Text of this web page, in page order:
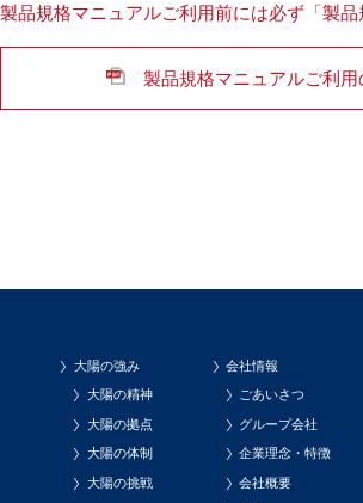
製品規格マニュアルご利用前には必ず「製
製品規格マニュアルご利用
大陽の強み
大陽の精神
大陽の拠点
大陽の体制
大陽の挑戦
会社情報
ごあいさつ
グループ会社
企業理念・特徴
会社概要